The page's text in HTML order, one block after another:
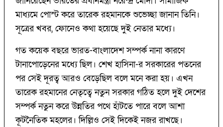
মাধ্যমে পোস্ট করে তারেক রহমানকে শুভেচ্ছা জানান তিনি।
সূত্রের খবর, ফোনেও কথা হয়েছে দুই নেতার মধ্যে।
গত কয়েক বছরে ভারত-বাংলাদেশ সম্পর্ক নানা কারণে
টানাপোড়েনের মধ্যে ছিল। শেখ হাসিনা-র সরকারের পতনের
পর সেই দূরত্ব আরও বেড়েছিল বলে মনে করা হয়। এখন
তারেক রহমানের নেতৃত্বে নতুন সরকার গঠিত হলে দুই দেশের
সম্পর্ক নতুন করে উন্নতির পথে হাঁটতে পারে বলে আশা
কূটনৈতিক মহলের। দিল্লিও সেই দিকেই নজর রাখছে।